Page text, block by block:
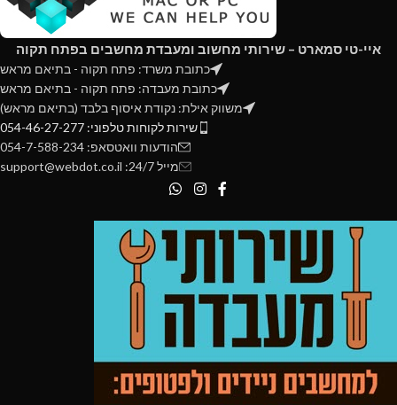
איי-טי סמארט – שירותי מחשוב ומעבדת מחשבים בפתח תקוה
כתובת משרד: פתח תקוה - בתיאם מראש
כתובת מעבדה: פתח תקוה - בתיאם מראש
משווק אילת: נקודת איסוף בלבד (בתיאם מראש)
שירות לקוחות טלפוני: 054-46-27-277
הודעות וואטסאפ: 054-7-588-234
מייל 24/7: support@webdot.co.il